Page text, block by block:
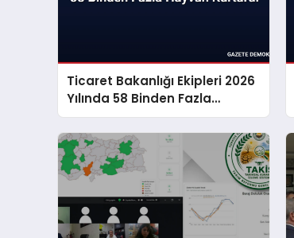
Ticaret Bakanlığı Ekipleri 2026
Yılında 58 Binden Fazla
Hayvan Kurtardı